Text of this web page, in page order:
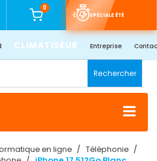
0
SPÉCIALE ÉTÉ
CLIMATISEUR Entreprise
Rechercher
en ligne
Téléphonie